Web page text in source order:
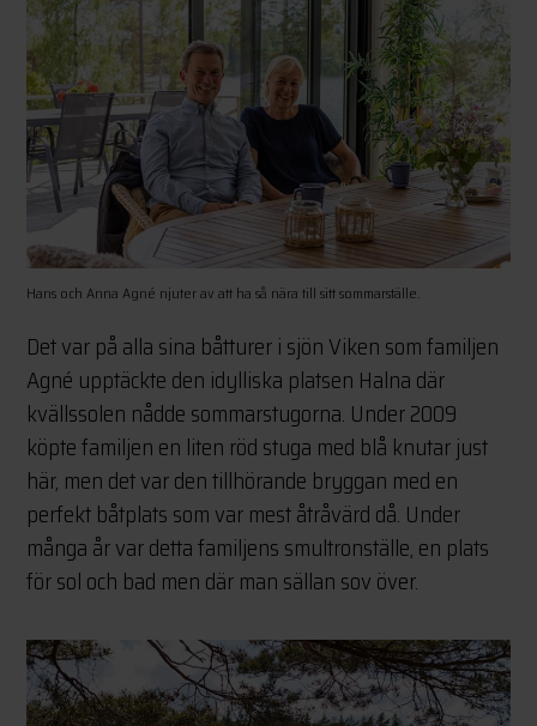
Hans och Anna Agné njuter av att ha så nära till sitt sommarställe.
Det var på alla sina båtturer i sjön Viken som familjen
Agné upptäckte den idylliska platsen Halna där
kvällssolen nådde sommarstugorna. Under 2009
köpte familjen en liten röd stuga med blå knutar just
här, men det var den tillhörande bryggan med en
perfekt båtplats som var mest åtråvärd då. Under
många år var detta familjens smultronställe, en plats
för sol och bad men där man sällan sov över.